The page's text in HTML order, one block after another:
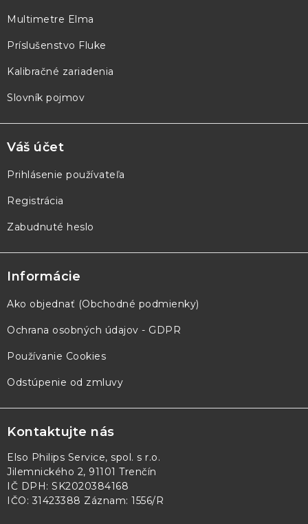
e
Multimetre Elma
Príslušenstvo Fluke
Kalibračné zariadenia
Slovník pojmov
Váš účet
Prihlásenie používateľa
Registrácia
Zabudnuté heslo
Informácie
Ako objednať (Obchodné podmienky)
Ochrana osobných údajov - GDPR
Používanie Cookies
Odstúpenie od zmluvy
Kontaktujte nás
Elso Philips Service, spol. s r.o.
Jilemnického 2, 91101 Trenčín
IČ DPH: SK2020384168
IČO: 31423388 Záznam: 1556/R